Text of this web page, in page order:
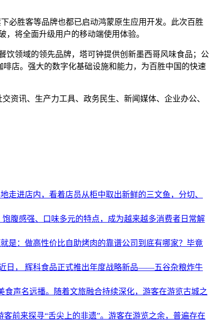
必胜客等品牌也都已启动鸿蒙原生应用开发。此次百胜
将全面升级用户的移动端使用体验。
领域的领先品牌，塔可钟提供创新墨西哥风味食品；公
店。强大的数字化基础设施和能力，为百胜中国的快速
讯、生产力工具、政务民生、新闻媒体、企业办公、
进店内，看着店员从柜中取出新鲜的三文鱼，分切、
腹感强、口味多元的特点，成为越来越多消费者日常解
是：做高性价比自助烤肉的靠谱公司到底有哪家？毕竟
日， 辉科食品正式推出年度战略新品——五谷杂粮炸牛
食声名远播。随着文旅融合持续深化，游客在游览古城之
前来探寻“舌尖上的非遗”。游客在游览之余，普遍存在